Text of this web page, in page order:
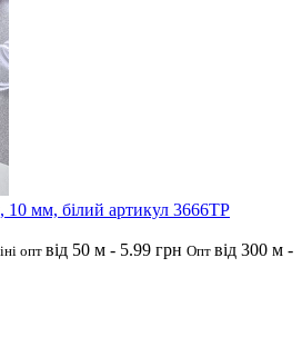
10 мм, білий артикул 3666ТР
опт від 50 м - 5.99 грн Опт від 300 м -